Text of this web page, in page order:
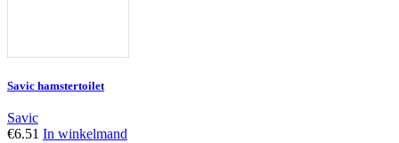
Savic hamstertoilet
Savic
€6.51 In winkelmand